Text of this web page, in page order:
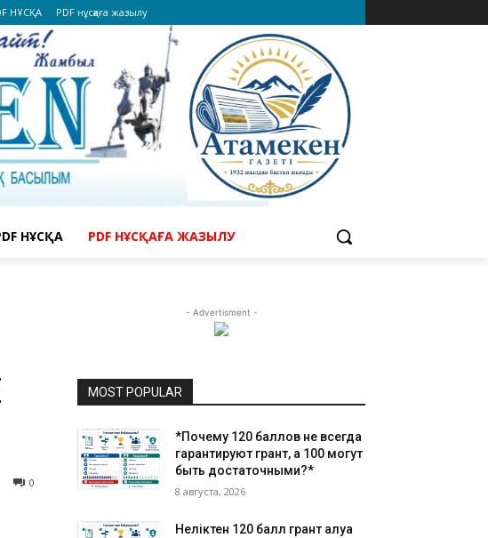
НҰСҚА PDF нұсқаға жазылу
НҰСҚА PDF НҰСҚАҒА ЖАЗЫЛУ
0
- Advertisment -
MOST POPULAR
*Почему 120 баллов не всегда
гарантируют грант, а 100 могут
быть достаточными?*
8 августа, 2026
Неліктен 120 балл грант алуға